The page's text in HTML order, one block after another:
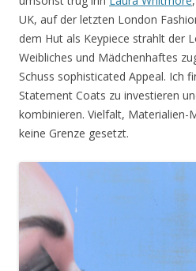
UK, auf der letzten London
dem Hut als Keypiece strahlt der
Weibliches und Mädchenhaftes
Schuss sophisticated Appeal. Ich
Statement Coats zu investieren
kombinieren. Vielfalt, Materialien-
keine Grenze gesetzt.